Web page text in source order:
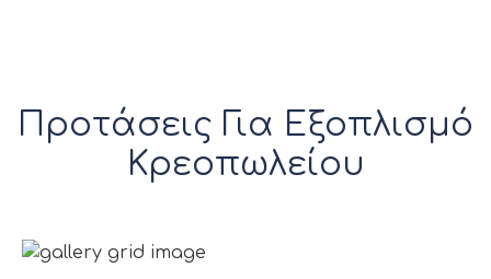
Προτάσεις Για Εξοπλισμό
Κρεοπωλείου